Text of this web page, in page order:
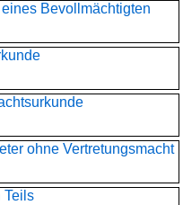
Bevollmächtigten
ohne Vertretungsmacht
Teils